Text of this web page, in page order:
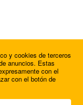
y cookies de terceros
anuncios. Estas
con el
con el botón de